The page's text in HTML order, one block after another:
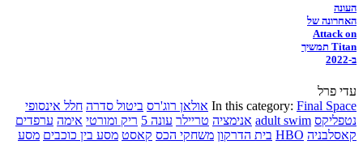
העונה
האחרונה של
Attack on
Titan תמשיך
ב-2022
עדי פרל
In this category: Final Space אולאן רוג'רס ביטול סדרה חלל אינסופי
נטפליקס adult swim אנימציה טריילר עונה 5 ריק ומורטי אימה ערפדים
קאסלבניה HBO בית הדרקון משחקי הכס קאסט מסע בין כוכבים מסע